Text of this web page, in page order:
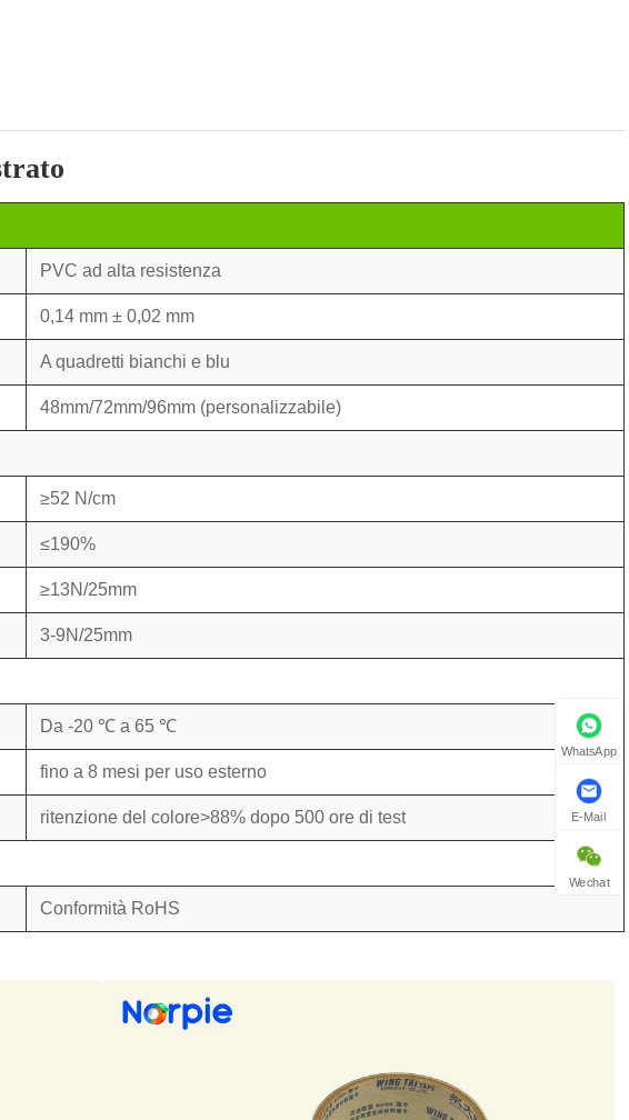
PVC ad alta resistenza
0,14 mm ± 0,02 mm
A quadretti bianchi e blu
48mm/72mm/96mm (personalizzabile)
≥52 N/cm
≤190%
≥13N/25mm
3-9N/25mm
Da -20 ℃ a 65 ℃
fino a 8 mesi per uso esterno
ritenzione del colore>88% dopo 500 ore di test
Conformità RoHS
WhatsApp
E-Mail
Wechat